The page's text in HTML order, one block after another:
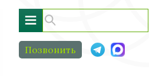
≡
Позвонить